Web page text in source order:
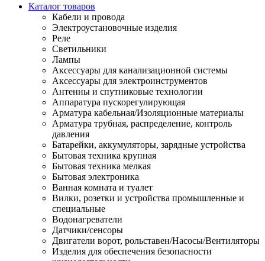
Каталог товаров
Кабели и провода
Электроустановочные изделия
Реле
Светильники
Лампы
Аксессуары для канализационной системы
Аксессуары для электроинструментов
Антенны и спутниковые технологии
Аппаратура пускорегулирующая
Арматура кабельная/Изоляционные материалы
Арматура трубная, распределение, контроль
давления
Батарейки, аккумуляторы, зарядные устройства
Бытовая техника крупная
Бытовая техника мелкая
Бытовая электроника
Ванная комната и туалет
Вилки, розетки и устройства промышленные и
специальные
Водонагреватели
Датчики/сенсоры
Двигатели ворот, рольставен/Насосы/Вентиляторы
Изделия для обеспечения безопасности